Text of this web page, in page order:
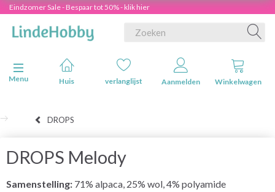
Eindzomer Sale - Bespaar tot 50% - klik hier
Navigatie in-/uitschakelen
Menu
Huis verlanglijst Aanmelden Winkelwagen
DROPS
DROPS Melody
Samenstelling: 71% alpaca, 25% wol, 4% polyamide